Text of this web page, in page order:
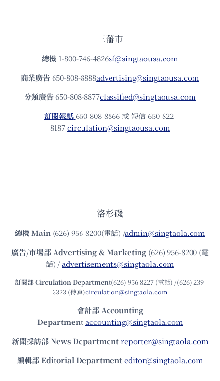
三藩市
總機 1-800-746-4826sf@singtaousa.com
商業廣告 650-808-8888advertising@singtaousa.com
分類廣告 650-808-8877classified@singtaousa.com
訂閱報紙 650-808-8866 或 短信 650-822-
8187circulation@singtaousa.com
洛杉磯
總機Main (626) 956-8200(電話) /admin@singtaola.com
廣告/市場部Advertising & Marketing (626) 956-8200 (電
話) /advertisements@singtaola.com
訂閱部 Circulation Department(626) 956-8227 (電話) /(626) 239-
3323 (傳真)circulation@singtaola.com
會計部 Accounting
Department accounting@singtaola.com
新聞採訪部 News Department reporter@singtaola.com
編輯部 Editorial Department editor@singtaola.com